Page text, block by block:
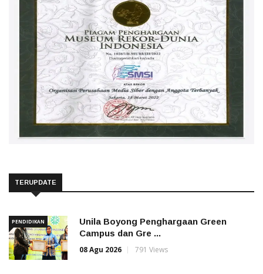
TERUPDATE
PENDIDIKAN
Unila Boyong Penghargaan Green
Campus dan Gre ...
08 Agu 2026
791 Views